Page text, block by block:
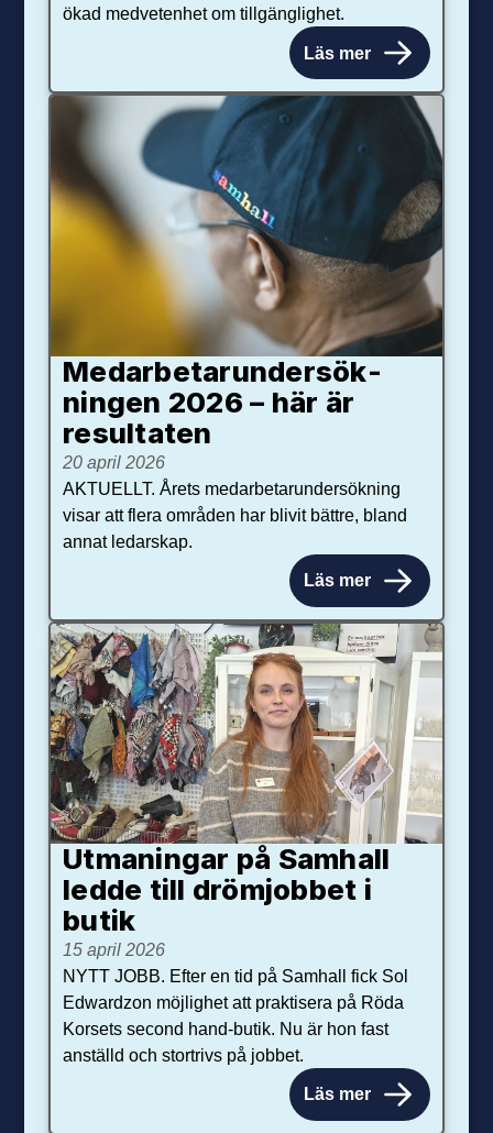
ökad medvetenhet om tillgänglighet.
Läs mer
Medarbetar­under­sök­
ningen 2026 – här är
resultaten
20 april 2026
AKTUELLT. Årets medarbetarundersökning
visar att flera områden har blivit bättre, bland
annat ledarskap.
Läs mer
Utmaningar på Sam­hall
ledde till dröm­jobbet i
butik
15 april 2026
NYTT JOBB. Efter en tid på Samhall fick Sol
Edwardzon möjlighet att praktisera på Röda
Korsets second hand-butik. Nu är hon fast
anställd och stortrivs på jobbet.
Läs mer